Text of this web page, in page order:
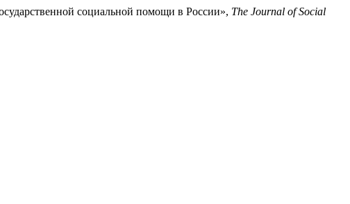
социальной помощи в России», The Journal of Social